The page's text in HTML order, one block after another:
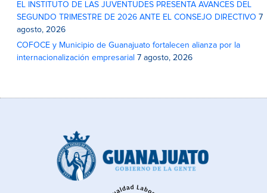
EL INSTITUTO DE LAS JUVENTUDES PRESENTA AVANCES DEL
SEGUNDO TRIMESTRE DE 2026 ANTE EL CONSEJO DIRECTIVO 7
agosto, 2026
COFOCE y Municipio de Guanajuato fortalecen alianza por la
internacionalización empresarial 7 agosto, 2026